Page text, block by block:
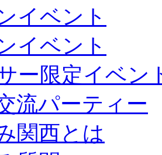
イベント
イベント
ー限定イベン
流パーティー
関西とは